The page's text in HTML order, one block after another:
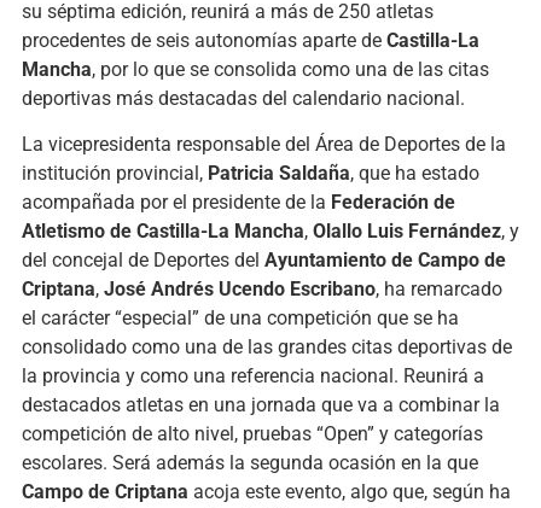
su séptima edición, reunirá a más de 250 atletas
procedentes de seis autonomías aparte de Castilla-La
Mancha, por lo que se consolida como una de las citas
deportivas más destacadas del calendario nacional.
La vicepresidenta responsable del Área de Deportes de la
institución provincial, Patricia Saldaña, que ha estado
acompañada por el presidente de la Federación de
Atletismo de Castilla-La Mancha, Olallo Luis Fernández, y
del concejal de Deportes del Ayuntamiento de Campo de
Criptana, José Andrés Ucendo Escribano, ha remarcado
el carácter “especial” de una competición que se ha
consolidado como una de las grandes citas deportivas de
la provincia y como una referencia nacional. Reunirá a
destacados atletas en una jornada que va a combinar la
competición de alto nivel, pruebas “Open” y categorías
escolares. Será además la segunda ocasión en la que
Campo de Criptana acoja este evento, algo que, según ha